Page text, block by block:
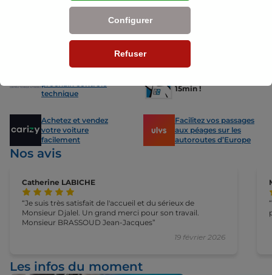
des solutions pour chacun.
prochain contrôle
technique
15min !
Achetez et vendez
votre voiture
facilement
Facilitez vos passages
aux péages sur les
autoroutes d’Europe
Nos avis
Catherine LABICHE
19 février 2026
Je suis très satisfait de l'accueil et du sérieux de
Monsieur Djalel. Un grand merci pour son travail.
Monsieur BRASSOUD Jean-Jacques
Les infos du moment
Refuser
Configurer